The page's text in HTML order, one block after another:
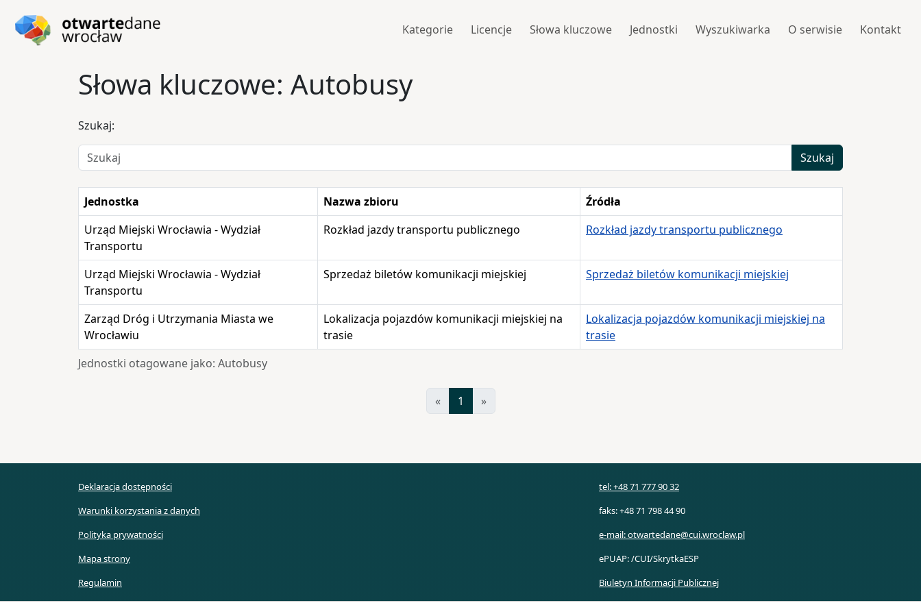
Przejdź do stopki
Kategorie Licencje Słowa kluczowe Jednostki Wyszukiwarka O serwisie Kontakt
Słowa kluczowe: Autobusy
Szukaj:
Szukaj
Jednostki otagowane jako: Autobusy
Jednostka Nazwa zbioru
Źródła
Urząd Miejski Wrocławia - Wydział
Transportu
Rozkład jazdy transportu publicznego Rozkład jazdy transportu publicznego
Urząd Miejski Wrocławia - Wydział
Transportu
Sprzedaż biletów komunikacji miejskiej Sprzedaż biletów komunikacji miejskiej
Zarząd Dróg i Utrzymania Miasta we
Wrocławiu
Lokalizacja pojazdów komunikacji miejskiej na
trasie
Lokalizacja pojazdów komunikacji miejskiej na
trasie
« 1 »
Deklaracja dostępności
Warunki korzystania z danych
Polityka prywatności
Mapa strony
Regulamin
tel: +48 71 777 90 32
faks: +48 71 798 44 90
e-mail: otwartedane@cui.wroclaw.pl
ePUAP: /CUI/SkrytkaESP
Biuletyn Informacji Publicznej